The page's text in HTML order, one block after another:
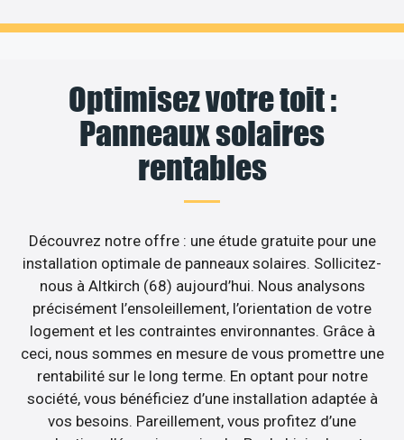
Optimisez votre toit :
Panneaux solaires
rentables
Découvrez notre offre : une étude gratuite pour une
installation optimale de panneaux solaires. Sollicitez-
nous à Altkirch (68) aujourd’hui. Nous analysons
précisément l’ensoleillement, l’orientation de votre
logement et les contraintes environnantes. Grâce à
ceci, nous sommes en mesure de vous promettre une
rentabilité sur le long terme. En optant pour notre
société, vous bénéficiez d’une installation adaptée à
vos besoins. Pareillement, vous profitez d’une